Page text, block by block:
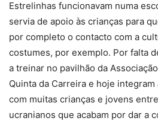
Estrelinhas funcionavam numa
servia de apoio às crianças para
por completo o contacto com a
costumes, por exemplo. Por falta
a treinar no pavilhão da
Quinta da Carreira e hoje integram
com muitas crianças e jovens
ucranianos que acabam por dar a